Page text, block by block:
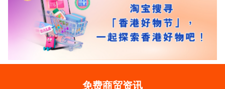
免费商贸资讯